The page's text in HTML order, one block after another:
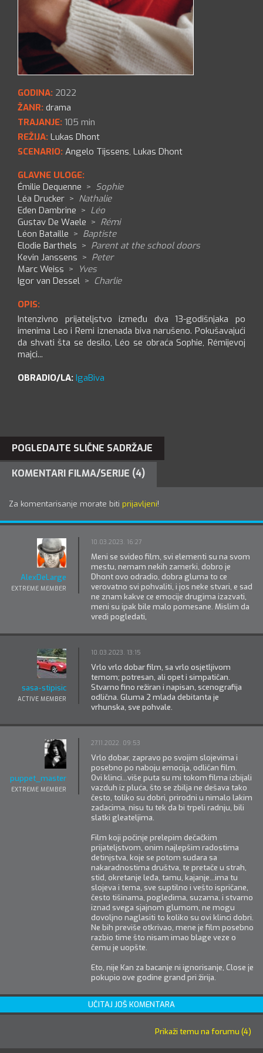
GODINA: 2022
ŽANR: drama
TRAJANJE: 105 min
REŽIJA: Lukas Dhont
SCENARIO: Angelo Tijssens, Lukas Dhont
GLAVNE ULOGE:
Émilie Dequenne > Sophie
Léa Drucker > Nathalie
Eden Dambrine > Léo
Gustav De Waele > Rémi
Léon Bataille > Baptiste
Elodie Barthels > Parent at the school doors
Kevin Janssens > Peter
Marc Weiss > Yves
Igor van Dessel > Charlie
OPIS:
Intenzivno prijateljstvo između dva 13-godišnjaka po
imenima Leo i Remi iznenada biva narušeno. Pokušavajući
da shvati šta se desilo, Léo se obraća Sophie, Rémijevoj
majci...
OBRADIO/LA: IgaBiva
POGLEDAJTE SLIČNE SADRŽAJE
KOMENTARI FILMA/SERIJE (4)
Za komentarisanje morate biti prijavljeni!
AlexDeLarge
EXTREME MEMBER
10.03.2023. 16:27
Meni se svideo film, svi elementi su na svom
mestu, nemam nekih zamerki, dobro je
Dhont ovo odradio, dobra gluma to ce
verovatno svi pohvaliti, i jos neke stvari, e sad
ne znam kakve ce emocije drugima izazvati,
meni su ipak bile malo pomesane. Mislim da
vredi pogledati,
sasa-stipisic
ACTIVE MEMBER
10.03.2023. 13:15
Vrlo vrlo dobar film, sa vrlo osjetljivom
temom; potresan, ali opet i simpatičan.
Stvarno fino režiran i napisan, scenografija
odlična. Gluma 2 mlada debitanta je
vrhunska, sve pohvale.
puppet_master
EXTREME MEMBER
27.11.2022. 09:53
Vrlo dobar, zapravo po svojim slojevima i
posebno po naboju emocija, odličan film.
Ovi klinci...više puta su mi tokom filma izbijali
vazduh iz pluća, što se zbilja ne dešava tako
često, toliko su dobri, prirodni u nimalo lakim
zadacima, nisu tu tek da bi trpeli radnju, bili
slatki gleateljima.
Film koji počinje prelepim dečačkim
prijateljstvom, onim najlepšim radostima
detinjstva, koje se potom sudara sa
nakaradnostima društva, te pretače u strah,
stid, okretanje leđa, tamu, kajanje...ima tu
slojeva i tema, sve suptilno i vešto ispričane,
često tišinama, pogledima, suzama, i stvarno
iznad svega sjajnom glumom, ne mogu
dovoljno naglasiti to koliko su ovi klinci dobri.
Ne bih previše otkrivao, mene je film posebno
razbio time što nisam imao blage veze o
čemu je uopšte.
Eto, nije Kan za bacanje ni ignorisanje, Close je
pokupio ove godine grand pri žirija.
UČITAJ JOŠ KOMENTARA
Prikaži temu na forumu (4)